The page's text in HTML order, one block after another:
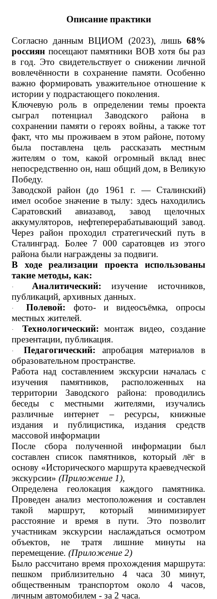
Описание практики
Согласно данным ВЦИОМ (2023), лишь 68%
россиян посещают памятники ВОВ хотя бы раз
в год. Это свидетельствует о снижении личной
вовлечённости в сохранение памяти. Особенно
важно формировать уважительное отношение к
истории у подрастающего поколения.
Ключевую роль в определении темы проекта
сыграл
потенциал Заводского района в
сохранении памяти о героях войны, а также тот
факт, что мы проживаем в этом районе, потому
была поставлена цель рассказать местным
жителям о том, какой огромный вклад внес
непосредственно он, наш общий дом, в Великую
Победу.
Заводской район (до 1961 г. — Сталинский)
имел особое значение в тылу: здесь находились
Саратовский авиазавод, завод щелочных
аккумуляторов, нефтеперерабатывающий завод.
Через район проходил стратегический путь в
Сталинград. Более 7 000 саратовцев из этого
района были награждены за подвиги.
В ходе реализации проекта использованы
такие методы, как:
· Аналитический: изучение источников,
публикаций, архивных данных.
· Полевой: фото- и видеосъёмка, опросы
местных жителей.
· Технологический: монтаж видео, создание
презентации, публикация.
· Педагогический: апробация материалов в
образовательном пространстве.
Работа над составлением экскурсии началась с
изучения памятников, расположенных на
территории Заводского района: проводились
беседы с местными жителями, изучались
различные интернет – ресурсы, книжные
издания и публицистика, издания средств
массовой информации
После сбора полученной информации был
составлен список памятников, который лёг в
основу «Исторического маршрута краеведческой
экскурсии» (Приложение 1),
Определена геолокация каждого памятника.
Проведен анализ местоположения и составлен
такой маршрут, который минимизирует
расстояние и время в пути. Это позволит
участникам экскурсии наслаждаться осмотром
объектов, не тратя лишние минуты на
перемещение. (Приложение 2)
Было рассчитано время прохождения маршрута:
пешком приблизительно 4 часа 30 минут,
общественным транспортом около 4 часов,
личным автомобилем - за 2 часа.